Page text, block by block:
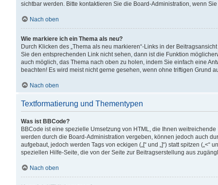
sichtbar werden. Bitte kontaktieren Sie die Board-Administration, wenn
Nach oben
Wie markiere ich ein Thema als neu?
Durch Klicken des „Thema als neu markieren“-Links in der
Sie den entsprechenden Link nicht sehen, dann ist die Funktion
auch möglich, das Thema nach oben zu holen, indem Sie einfach eine
beachten! Es wird meist nicht gerne gesehen, wenn ohne triftigen Grund
Nach oben
Textformatierung und Thementypen
Was ist BBCode?
BBCode ist eine spezielle Umsetzung von HTML, die Ihnen
werden durch die Board-Administration vergeben, können jedoch auch
aufgebaut, jedoch werden Tags von eckigen („[“ und „]“) statt spitzen
speziellen Hilfe-Seite, die von der Seite zur Beitragserstellung aus
Nach oben